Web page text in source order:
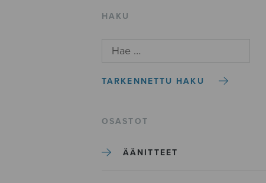
HAKU
TARKENNETTU HAKU
OSASTOT
ÄÄNITTEET